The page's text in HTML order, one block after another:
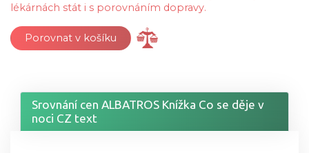
lékárnách stát i s porovnáním dopravy.
Porovnat v košíku
Srovnání cen ALBATROS Knížka Co se děje v
noci CZ text